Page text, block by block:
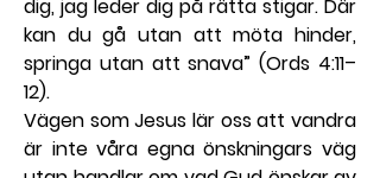
dig, jag leder dig på rätta stigar. Där
kan du gå utan att möta hinder,
springa utan att snava” (Ords 4:11–
12).
Vägen som Jesus lär oss att vandra
är inte våra egna önskningars väg